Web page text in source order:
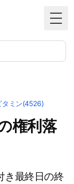
タミン(4526)
権利落
き最終日の終